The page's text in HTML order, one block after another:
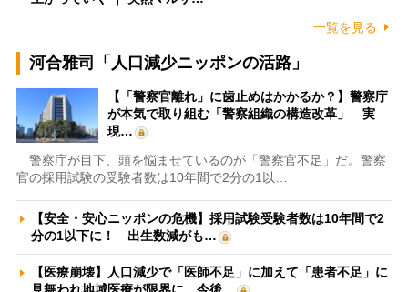
一覧を見る
河合雅司「人口減少ニッポンの活路」
【「警察官離れ」に歯止めはかかるか？】警察庁
が本気で取り組む「警察組織の構造改革」 実
現…
警察庁が目下、頭を悩ませているのが「警察官不足」だ。警察
官の採用試験の受験者数は10年間で2分の1以…
【安全・安心ニッポンの危機】採用試験受験者数は10年間で2
分の1以下に！ 出生数減がも…
【医療崩壊】人口減少で「医師不足」に加えて「患者不足」に